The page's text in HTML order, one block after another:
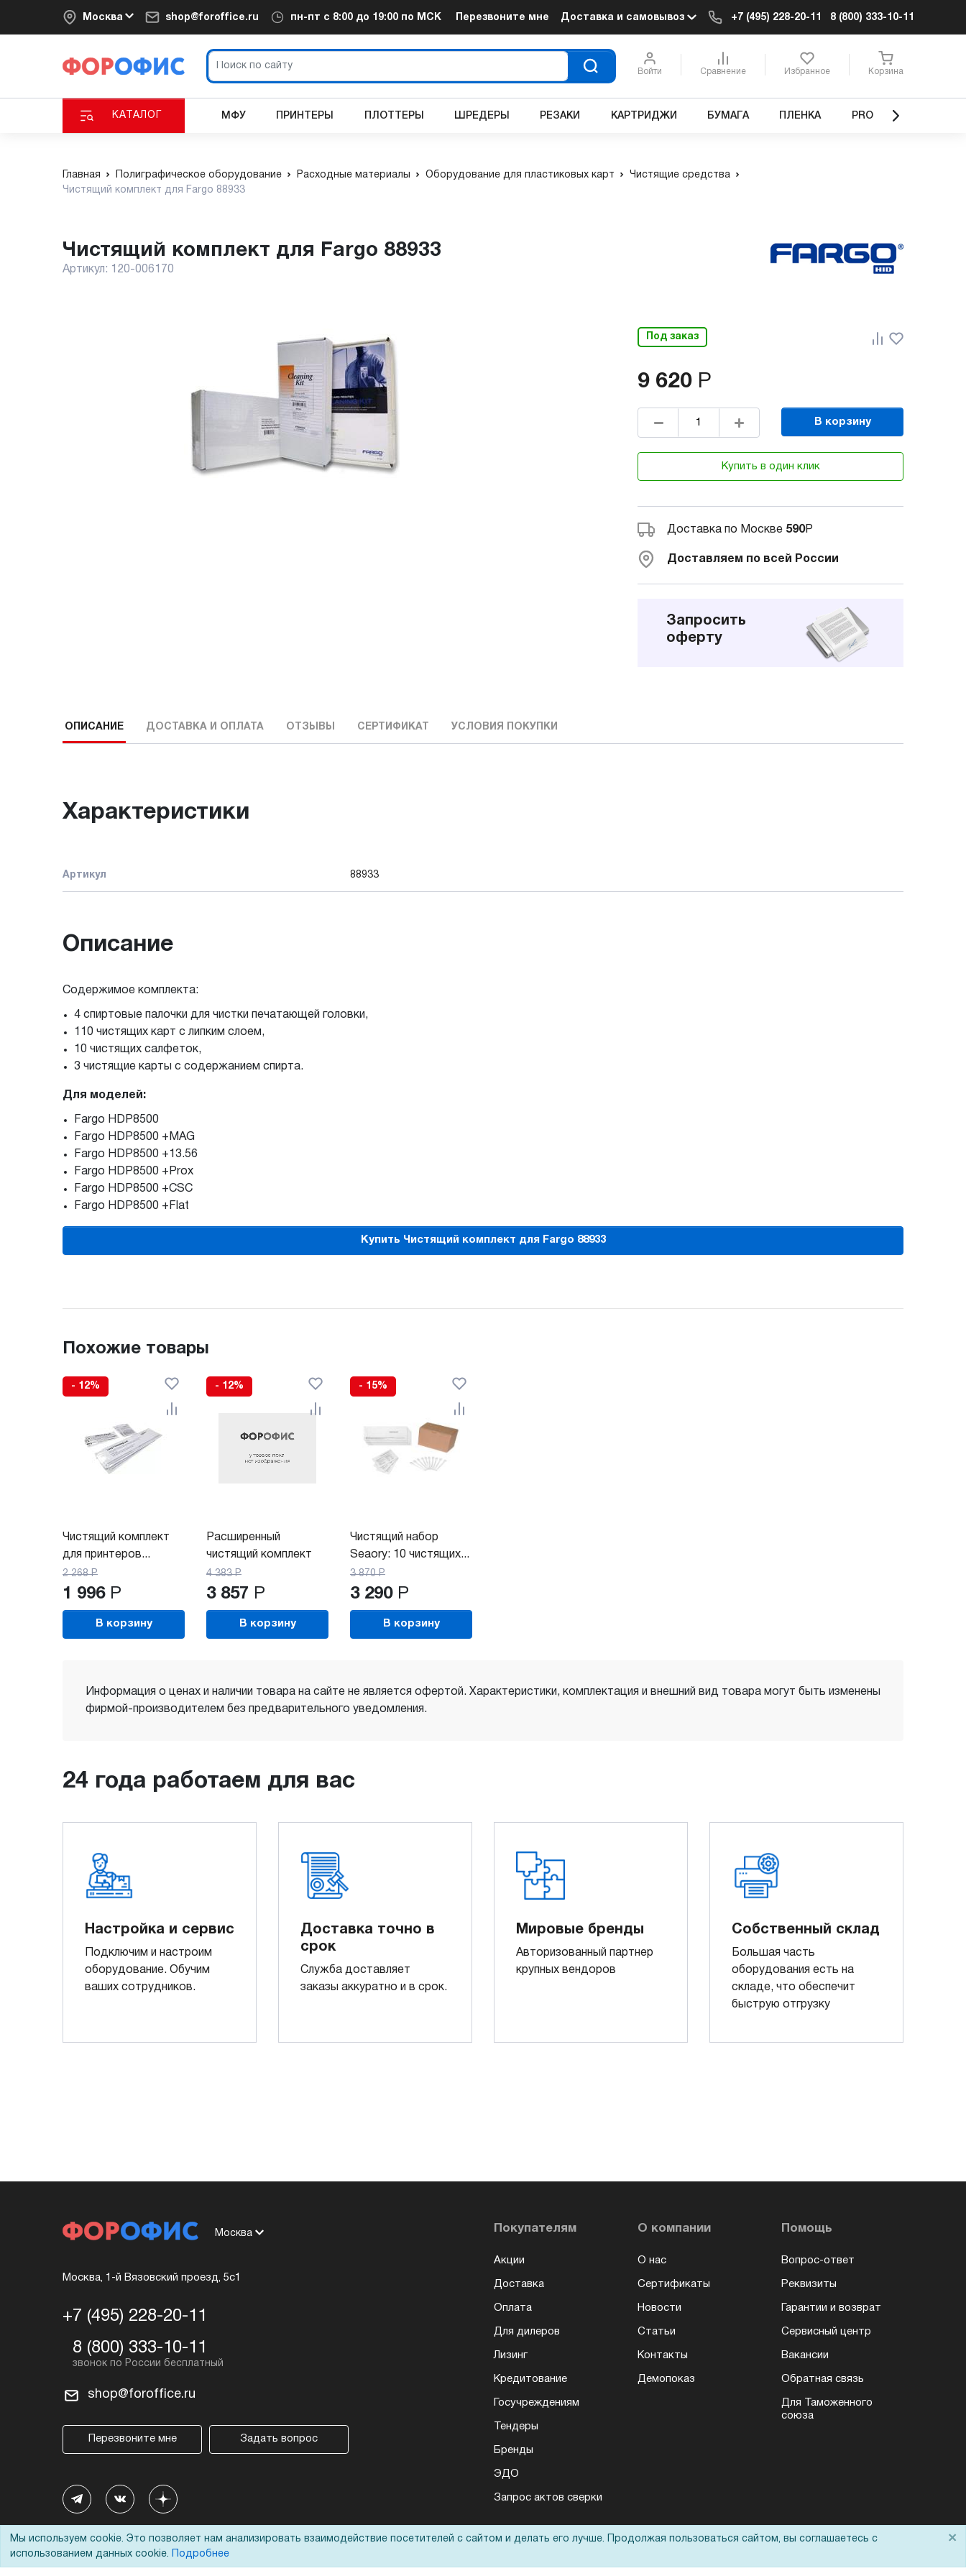
Москва shop@foroffice.ru пн-пт с 8:00 до 19:00 по МСК Перезвоните мне Доставка и самовывоз +7 (495) 228-20-11 8 (800) 333-10-11
Войти Сравнение Избранное Корзина
КАТАЛОГ МФУ ПРИНТЕРЫ ПЛОТТЕРЫ ШРЕДЕРЫ РЕЗАКИ КАРТРИДЖИ БУМАГА ПЛЕНКА PRO
Главная Полиграфическое оборудование Расходные материалы Оборудование для пластиковых карт
Чистящие средства
Чистящий комплект для Fargo 88933
Чистящий комплект для Fargo 88933
Артикул: 120-006170
Под заказ
9 620 Р
В корзину
Купить в один клик
Доставка по Москве 590Р
Доставляем по всей России
Запросить
оферту
ОПИСАНИЕ ДОСТАВКА И ОПЛАТА ОТЗЫВЫ СЕРТИФИКАТ УСЛОВИЯ ПОКУПКИ
Характеристики
Артикул 88933
Описание
Содержимое комплекта:
4 спиртовые палочки для чистки печатающей головки,
110 чистящих карт с липким слоем,
10 чистящих салфеток,
3 чистящие карты с содержанием спирта.
Для моделей:
Fargo HDP8500
Fargo HDP8500 +MAG
Fargo HDP8500 +13.56
Fargo HDP8500 +Prox
Fargo HDP8500 +CSC
Fargo HDP8500 +Flat
Купить Чистящий комплект для Fargo 88933
Похожие товары
- 12%
Чистящий комплект
для принтеров...
2 268 Р
1 996 Р
В корзину
- 12%
Расширенный
чистящий комплект
для...
4 383 Р
3 857 Р
В корзину
- 15%
Чистящий набор
Seaory: 10 чистящих...
3 870 Р
3 290 Р
В корзину
Информация о ценах и наличии товара на сайте не является офертой. Характеристики, комплектация и внешний вид товара могут быть изменены
фирмой-производителем без предварительного уведомления.
24 года работаем для вас
Настройка и сервис
Подключим и настроим
оборудование. Обучим
ваших сотрудников.
Доставка точно в
срок
Служба доставляет
заказы аккуратно и в срок.
Мировые бренды
Авторизованный партнер
крупных вендоров
Собственный склад
Большая часть
оборудования есть на
складе, что обеспечит
быструю отгрузку
Москва
Москва, 1-й Вязовский проезд, 5с1
+7 (495) 228-20-11
8 (800) 333-10-11
shop@foroffice.ru
Перезвоните мне Задать вопрос
Покупателям
Акции
Доставка
Оплата
Для дилеров
Лизинг
Кредитование
Госучреждениям
Тендеры
Бренды
ЭДО
О компании
О нас
Сертификаты
Новости
Статьи
Контакты
Демопоказ
Помощь
Вопрос-ответ
Реквизиты
Гарантии и возврат
Сервисный центр
Вакансии
Обратная связь
Для Таможенного
союза
Запрос актов сверки
Мы используем cookie. Это позволяет нам анализировать взаимодействие посетителей с сайтом и делать его лучше. Продолжая пользоваться сайтом, вы соглашаетесь с
использованием данных cookie.
Подробнее
×